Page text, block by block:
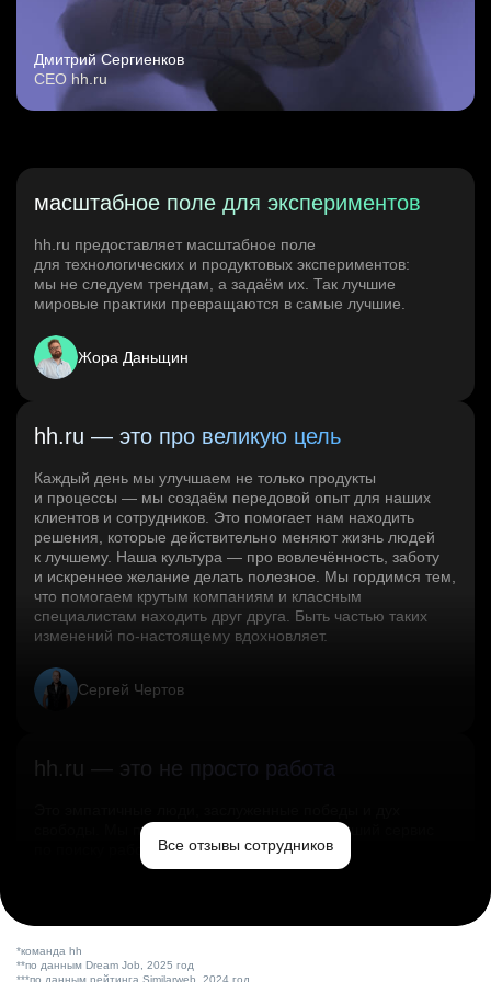
Дмитрий Сергиенков
CEO hh.ru
масштабное поле для экспериментов
hh.ru предоставляет масштабное поле
для технологических и продуктовых экспериментов:
мы не следуем трендам, а задаём их. Так лучшие
мировые практики превращаются в самые лучшие.
Жора Даньщин
hh.ru — это про великую цель
Каждый день мы улучшаем не только продукты
и процессы — мы создаём передовой опыт для наших
клиентов и сотрудников. Это помогает нам находить
решения, которые действительно меняют жизнь людей
к лучшему. Наша культура — про вовлечённость, заботу
и искреннее желание делать полезное. Мы гордимся тем,
что помогаем крутым компаниям и классным
специалистам находить друг друга. Быть частью таких
изменений по‑настоящему вдохновляет.
Сергей Чертов
hh.ru — это не просто работа
свободы. Мы помогаем миру и создаём лучший сервис
по поиску работы в стране.Все отзывы сотрудников
*команда hh
**по данным Dream Job, 2025 год
***по данным рейтинга Similarweb, 2024 год